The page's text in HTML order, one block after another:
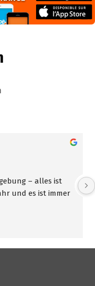
– alles ist
und es ist immer